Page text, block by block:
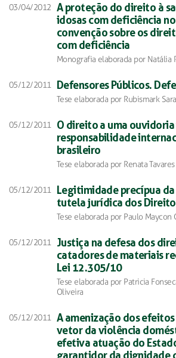
03/04/2012 A proteção do direito à
idosas com deficiência
convenção sobre os
com deficiência
Monografia elaborada por Natália
05/12/2011 Defensores Públicos.
Tese elaborada por Rubismark
05/12/2011
O direito a uma
responsabilidade
brasileiro
Tese elaborada por Renata
05/12/2011
Legitimidade precípua
tutela jurídica dos
Tese elaborada por Paulo Maycon
05/12/2011
Justiça na defesa dos
catadores de materiais
Lei 12.305/10
Tese elaborada por Patricia
Oliveira
05/12/2011 A amenização dos
vetor da violência
efetiva atuação do
garantidor da dignidade